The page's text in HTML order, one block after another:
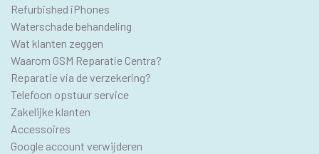
Refurbished iPhones
Waterschade behandeling
Wat klanten zeggen
Waarom GSM Reparatie Centra?
Reparatie via de verzekering?
Telefoon opstuur service
Zakelijke klanten
Accessoires
Google account verwijderen